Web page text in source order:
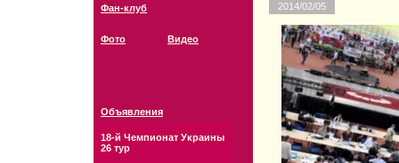
Фан-клуб
Фото Видео
Объявления
18-й Чемпионат Украины
26 тур
2014/02/05